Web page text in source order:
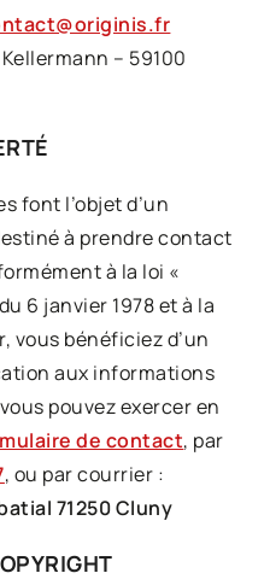
– 59100
font l’objet d’un
à prendre contact
à la loi «
6 janvier 1978 et à la
vous bénéficiez d’un
aux informations
pouvez exercer en
de contact, par
, ou par courrier :
71250 Cluny